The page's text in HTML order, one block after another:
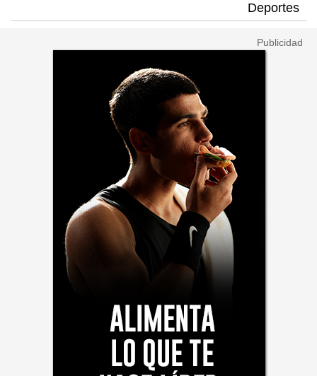
Deportes